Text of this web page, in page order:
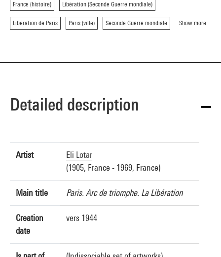
France (histoire) Libération (Seconde Guerre mondiale)
Libération de Paris Paris (ville) Seconde Guerre mondiale Show more
Detailed description
Artist
Eli Lotar
(1905, France - 1969, France)
Main title Paris. Arc de triomphe. La Libération
Creation
date
vers 1944